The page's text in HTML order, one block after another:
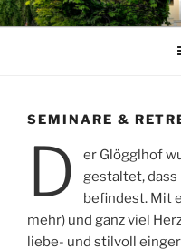
Zum
Inhalt
die besondere Location
SEMINARE &
D
er Glögglhof
gestaltet, dass
befindest. Mit
mehr) und ganz viel
liebe- und stilvoll